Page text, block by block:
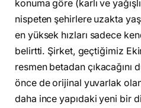
konuma göre (karlı ve
nispeten şehirlere uzakta
en yüksek hızları sadece
belirtti. Şirket, geçtiğimiz
resmen betadan çıkacağını
önce de orijinal yuvarlak
daha ince yapıdaki yeni bir